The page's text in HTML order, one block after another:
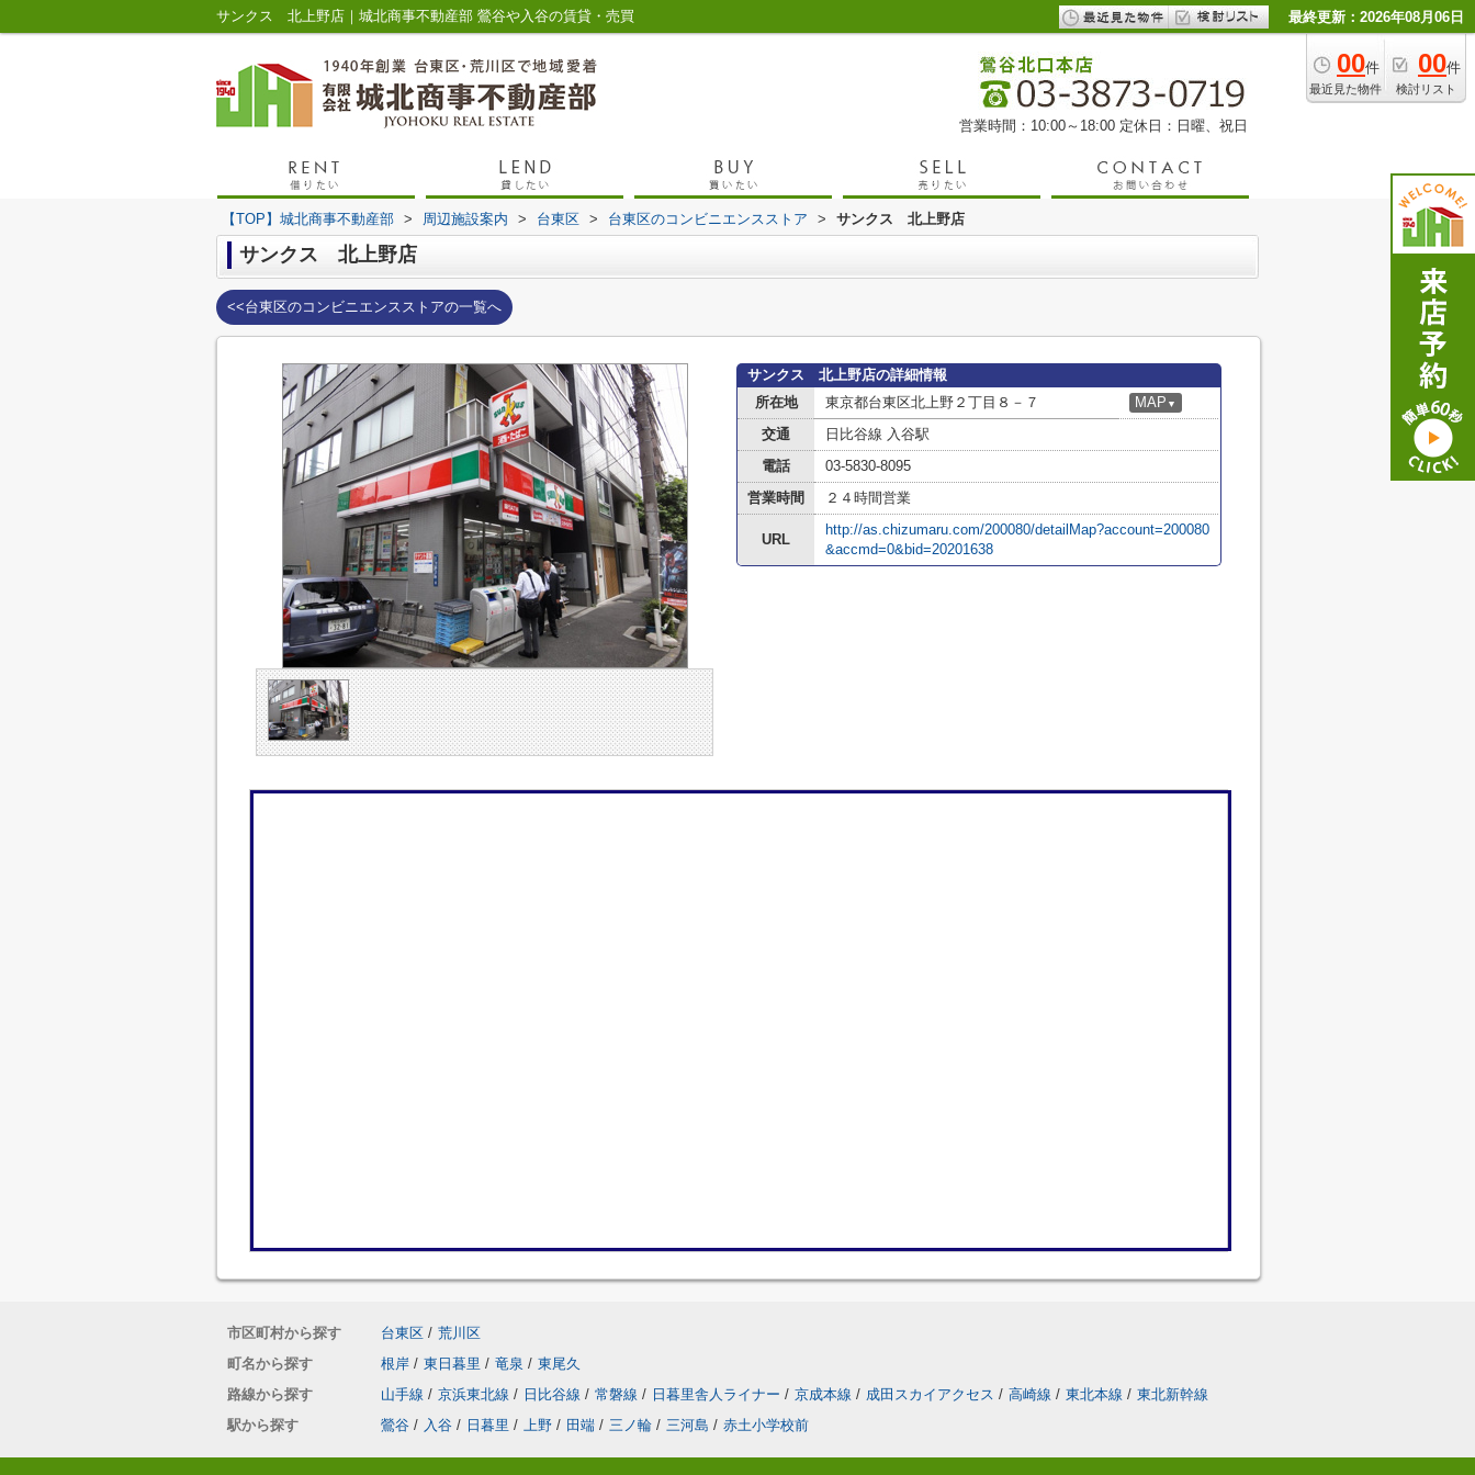
サンクス 北上野店｜城北商事不動産部 鶯谷や入谷の賃貸・売買 最終更新：2026年08月06日
00件
最近見た物件
00件
検討リスト
営業時間：10:00～18:00 定休日：日曜、祝日
【TOP】城北商事不動産部 > 周辺施設案内 > 台東区 > 台東区のコンビニエンスストア > サンクス 北上野店
サンクス 北上野店
<<台東区のコンビニエンスストアの一覧へ
サンクス 北上野店の詳細情報
所在地
東京都台東区北上野２丁目８－７ MAP ▼
交通
日比谷線 入谷駅
電話
03-5830-8095
営業時間
２４時間営業
URL
http://as.chizumaru.com/200080/detailMap?account=200080
&accmd=0&bid=20201638
市区町村から探す 台東区 / 荒川区
町名から探す
根岸 / 東日暮里 / 竜泉 / 東尾久
路線から探す
山手線 / 京浜東北線 / 日比谷線 / 常磐線 / 日暮里舎人ライナー / 京成本線 / 成田スカイアクセス / 高崎線 / 東北本線 / 東北新幹線
駅から探す
鶯谷 / 入谷 / 日暮里 / 上野 / 田端 / 三ノ輪 / 三河島 / 赤土小学校前